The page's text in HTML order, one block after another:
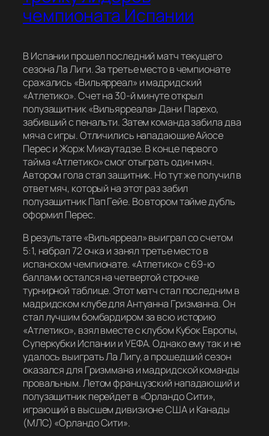
чемпионата Испании
В Испании прошел последний матч текущего
сезона Ла Лиги. За третье место в чемпионате
сражались «Вильярреал» и мадридский
«Атлетико». Счет на 30-й минуте открыл
полузащитник «Вильярреала» Дани Парехо,
забивший с пенальти. Затем команда забила два
мяча с игры. Отличились нападающие Айосе
Перес и Жорж Микаутадзе. В конце первого
тайма «Атлетико» смог отыграть один мяч.
Автором гола стал защитник. Но тут же получил в
ответ мяч, который на этот раз забил
полузащитник Пап Гейе. Во втором тайме дубль
оформил Перес.
В результате «Вильярреал» выиграл со счетом
5:1, набрал 72 очка и занял третье место в
испанском чемпионате. «Атлетико» с 69-ю
баллами остался на четвертой строчке
турнирной таблице. Этот матч стал последним в
мадридском клубе для Антуанна Гризманна. Он
стал лучшим бомбардиром за всю историю
«Атлетико», взял вместе с клубом Кубок Европы,
Суперкубки Испании и УЕФА. Однако ему так и не
удалось выиграть Ла Лигу, а прошедший сезон
оказался для Гризммана и мадридской команды
провальным. Летом французский нападающий и
полузащитник перейдет в «Орландо Сити»,
играющий в высшем дивизионе США и Канады
(МЛС) «Орландо Сити».